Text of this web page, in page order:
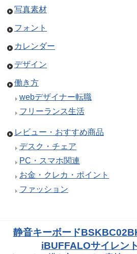
写真素材
フォント
カレンダー
デザイン
働き方
webデザイナー転職
フリーランス生活
レビュー・おすすめ商品
デスク・チェア
PC・スマホ関連
お金・クレカ・ポイント
ファッション
静音キーボード
iBUFFALOサイレン